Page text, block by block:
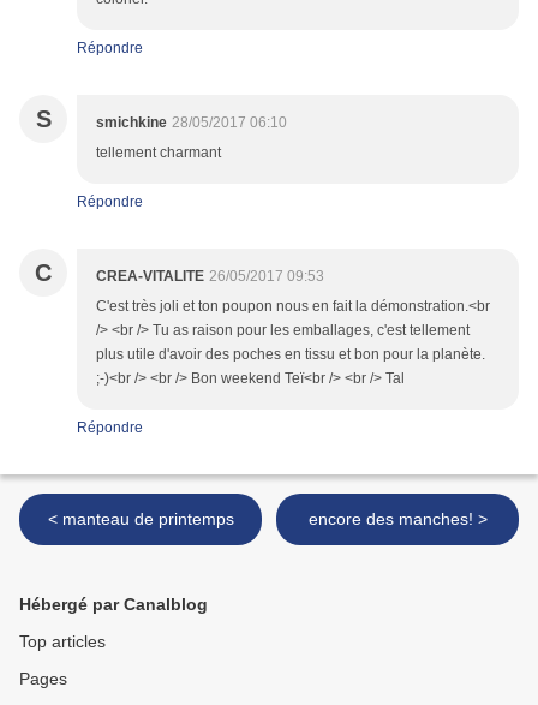
Répondre
S smichkine 28/05/2017 06:10
tellement charmant
Répondre
C CREA-VITALITE 26/05/2017 09:53
C'est très joli et ton poupon nous en fait la démonstration.<br
/> <br /> Tu as raison pour les emballages, c'est tellement
plus utile d'avoir des poches en tissu et bon pour la planète.
;-)<br /> <br /> Bon weekend Teï<br /> <br /> Tal
Répondre
< manteau de printemps encore des manches! >
Hébergé par Canalblog
Top articles
Pages